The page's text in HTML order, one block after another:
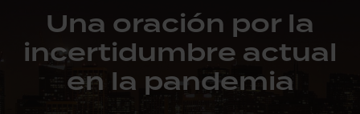
Una oración por la
incertidumbre actual
en la pandemia